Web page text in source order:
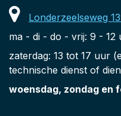
Londerzeelseweg
ma - di - do - vrij: 9 - 12
zaterdag: 13 tot 17 uur
technische dienst of
woensdag, zondag en